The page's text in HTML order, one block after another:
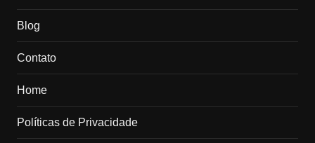
Blog
Contato
Home
Políticas de Privacidade